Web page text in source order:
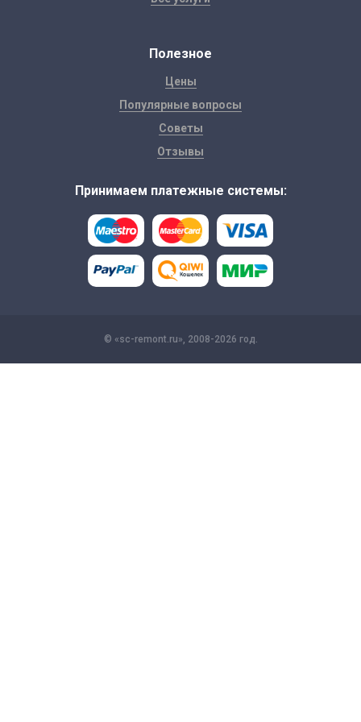
Полезное
Цены
Популярные вопросы
Советы
Отзывы
Принимаем платежные системы:
© «sc-remont.ru», 2008-2026 год.